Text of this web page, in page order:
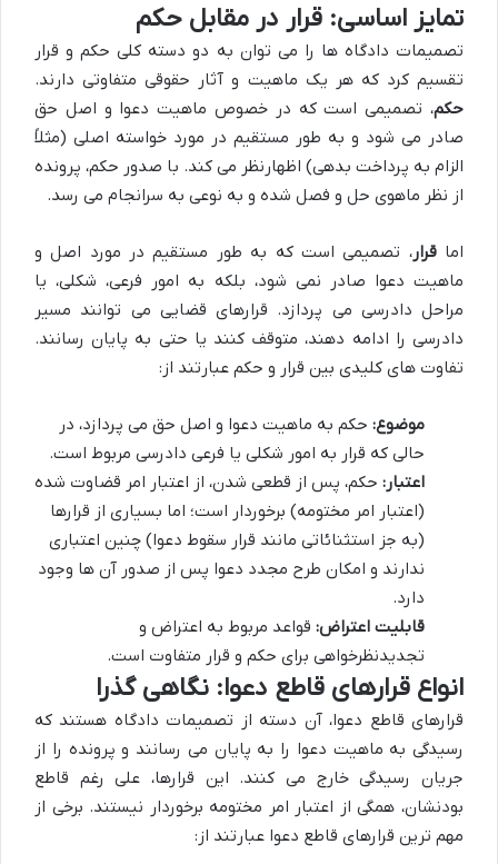
تمایز اساسی: قرار در مقابل حکم
تصمیمات دادگاه ها را می توان به دو دسته کلی حکم و قرار
تقسیم کرد که هر یک ماهیت و آثار حقوقی متفاوتی دارند.
حکم، تصمیمی است که در خصوص ماهیت دعوا و اصل حق
صادر می شود و به طور مستقیم در مورد خواسته اصلی (مثلاً
الزام به پرداخت بدهی) اظهارنظر می کند. با صدور حکم، پرونده
از نظر ماهوی حل و فصل شده و به نوعی به سرانجام می رسد.
اماقرار، تصمیمی است که به طور مستقیم در مورد اصل و
ماهیت دعوا صادر نمی شود، بلکه به امور فرعی، شکلی، یا
مراحل دادرسی می پردازد. قرارهای قضایی می توانند مسیر
دادرسی را ادامه دهند، متوقف کنند یا حتی به پایان رسانند.
تفاوت های کلیدی بین قرار و حکم عبارتند از:
موضوع: حکم به ماهیت دعوا و اصل حق می پردازد، در
حالی که قرار به امور شکلی یا فرعی دادرسی مربوط است.
اعتبار: حکم، پس از قطعی شدن، از اعتبار امر قضاوت شده
(اعتبار امر مختومه) برخوردار است؛ اما بسیاری از قرارها
(به جز استثنائاتی مانند قرار سقوط دعوا) چنین اعتباری
ندارند و امکان طرح مجدد دعوا پس از صدور آن ها وجود
دارد.
قابلیت اعتراض: قواعد مربوط به اعتراض و
تجدیدنظرخواهی برای حکم و قرار متفاوت است.
انواع قرارهای قاطع دعوا: نگاهی گذرا
قرارهای قاطع دعوا، آن دسته از تصمیمات دادگاه هستند که
رسیدگی به ماهیت دعوا را به پایان می رسانند و پرونده را از
جریان رسیدگی خارج می کنند. این قرارها، علی رغم قاطع
بودنشان، همگی از اعتبار امر مختومه برخوردار نیستند. برخی از
مهم ترین قرارهای قاطع دعوا عبارتند از: